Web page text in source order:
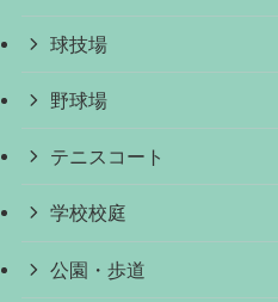
球技場
野球場
テニスコート
学校校庭
公園・歩道